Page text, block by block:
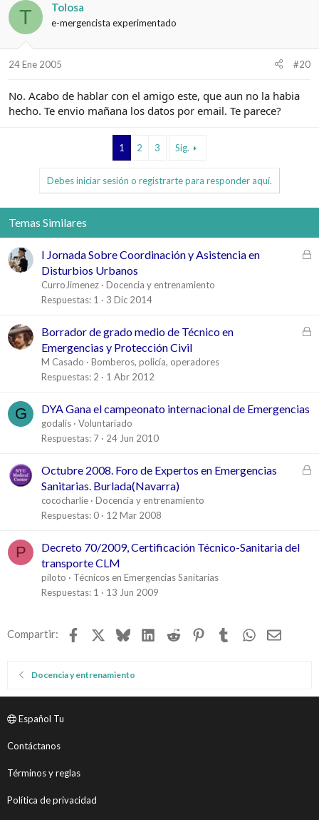
T Tolosa
e-mergencista experimentado
24 Ene 2005 #20
No. Acabo de hablar con el amigo este, que aun no la habia
hecho. Te envio mañana los datos por email. Te parece?
1 2 3 Sig.
Debes iniciar sesión o registrarte para responder aquí.
Temas Similares
C
d
I Jornada Sobre Coordinación y Asistencia en
Disturbios Urbanos
CurroJimenez
Docencia y entrenamiento
Respuestas 1 3 Dic 2014
C
Borrador de grado medio de Técnico en
Emergencias y Protección Civil
M Casado
Bomberos, policía, operadores
Respuestas 2 1 Abr 2012
G DYA Gana el campeonato internacional de Emergencias
godalis
Voluntariado
Respuestas 7 24 Jun 2010
C
Octubre 2008. Foro de Expertos en Emergencias
Sanitarias. Burlada(Navarra)
cococharlie
Docencia y entrenamiento
Respuestas 0 12 Mar 2008
P
Decreto 70/2009, Certificación Técnico-Sanitaria del
transporte CLM
piloto
Técnicos en Emergencias Sanitarias
Respuestas 1 13 Jun 2009
Compartir: Facebook BlueskyLinkedIn
Reddit Pinterest
TumblrWhatsApp
Email
Docencia y entrenamiento
Español Tu
Contáctanos
Términos y reglas
Política de privacidad